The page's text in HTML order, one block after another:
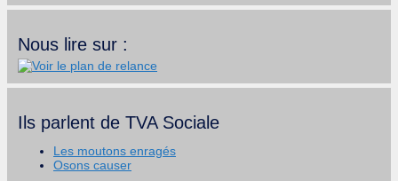
Nous lire sur :
Ils parlent de TVA Sociale
Les moutons enragés
Osons causer